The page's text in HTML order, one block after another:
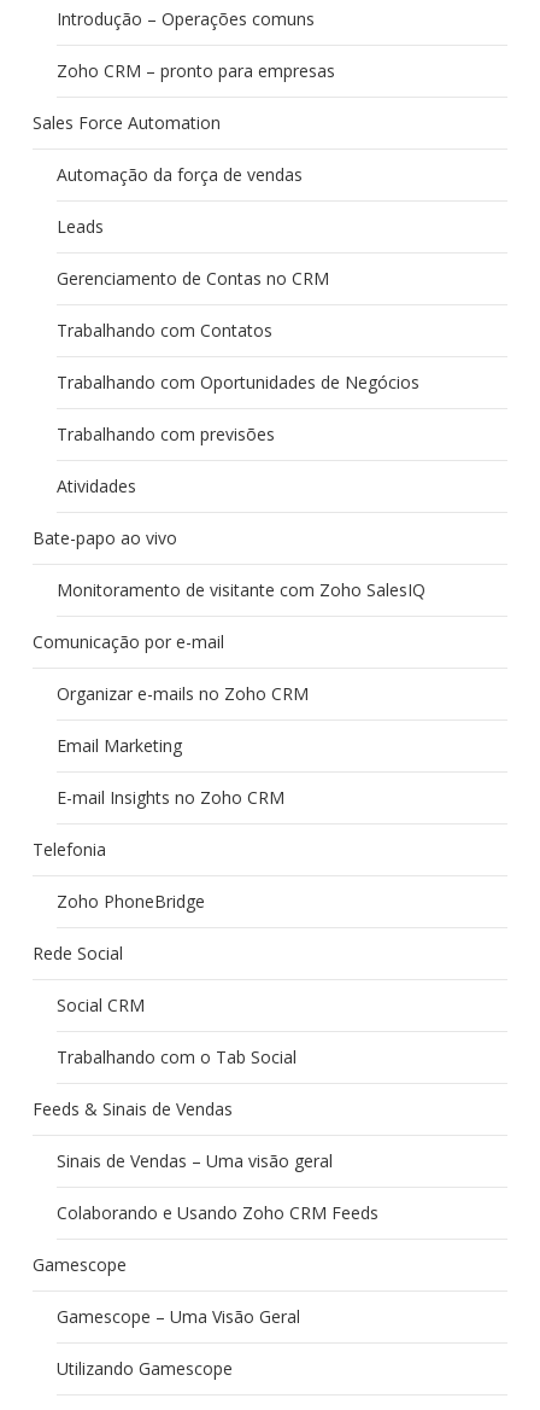
Introdução – Operações comuns
Zoho CRM – pronto para empresas
Sales Force Automation
Automação da força de vendas
Leads
Gerenciamento de Contas no CRM
Trabalhando com Contatos
Trabalhando com Oportunidades de Negócios
Trabalhando com previsões
Atividades
Bate-papo ao vivo
Monitoramento de visitante com Zoho SalesIQ
Comunicação por e-mail
Organizar e-mails no Zoho CRM
Email Marketing
E-mail Insights no Zoho CRM
Telefonia
Zoho PhoneBridge
Rede Social
Social CRM
Trabalhando com o Tab Social
Feeds & Sinais de Vendas
Sinais de Vendas – Uma visão geral
Colaborando e Usando Zoho CRM Feeds
Gamescope
Gamescope – Uma Visão Geral
Utilizando Gamescope